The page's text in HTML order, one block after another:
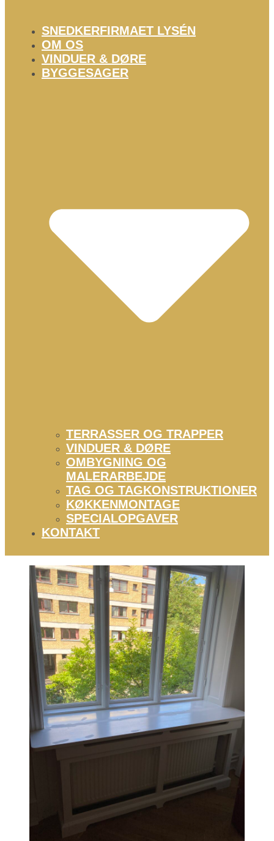
SNEDKERFIRMAET LYSÉN
OM OS
VINDUER & DØRE
BYGGESAGER
TERRASSER OG TRAPPER
VINDUER & DØRE
OMBYGNING OG
MALERARBEJDE
TAG OG TAGKONSTRUKTIONER
KØKKENMONTAGE
SPECIALOPGAVER
KONTAKT